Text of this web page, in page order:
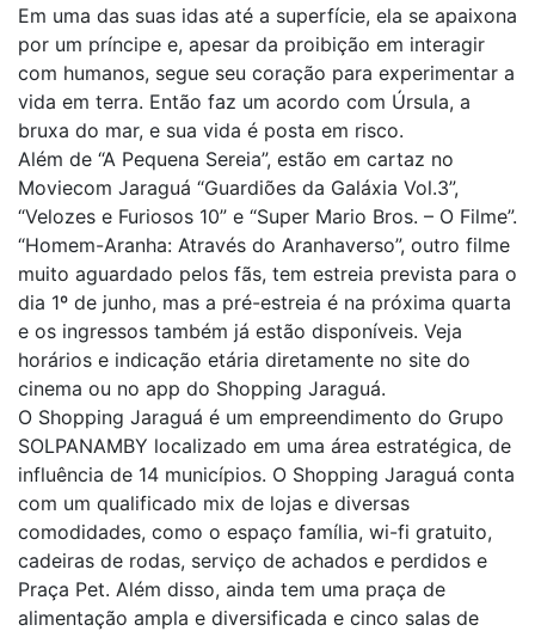
Em uma das suas idas até a superfície, ela se apaixona
por um príncipe e, apesar da proibição em interagir
com humanos, segue seu coração para experimentar a
vida em terra. Então faz um acordo com Úrsula, a
bruxa do mar, e sua vida é posta em risco.
Além de “A Pequena Sereia”, estão em cartaz no
Moviecom Jaraguá “Guardiões da Galáxia Vol.3”,
“Velozes e Furiosos 10” e “Super Mario Bros. – O Filme”.
“Homem-Aranha: Através do Aranhaverso”, outro filme
muito aguardado pelos fãs, tem estreia prevista para o
dia 1º de junho, mas a pré-estreia é na próxima quarta
e os ingressos também já estão disponíveis. Veja
horários e indicação etária diretamente no site do
cinema ou no app do Shopping Jaraguá.
O Shopping Jaraguá é um empreendimento do Grupo
SOLPANAMBY localizado em uma área estratégica, de
influência de 14 municípios. O Shopping Jaraguá conta
com um qualificado mix de lojas e diversas
comodidades, como o espaço família, wi-fi gratuito,
cadeiras de rodas, serviço de achados e perdidos e
Praça Pet. Além disso, ainda tem uma praça de
alimentação ampla e diversificada e cinco salas de